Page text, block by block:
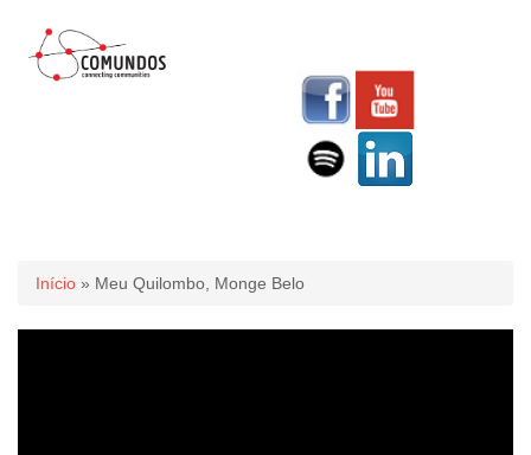
Você está aqui
Início » Meu Quilombo, Monge Belo